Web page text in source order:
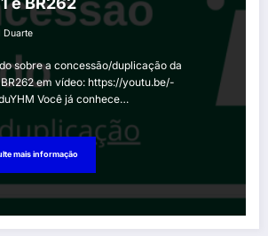
Duarte
sobre a concessão/duplicação da
BR262 em vídeo: https://youtu.be/-
Você já conhece…
mais informação